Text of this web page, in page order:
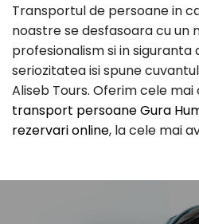
Transportul de persoane in
noastre se desfasoara cu un
profesionalism si in siguranta
seriozitatea isi spune
Aliseb Tours. Oferim cele
transport persoane Gura
rezervari online, la cele mai